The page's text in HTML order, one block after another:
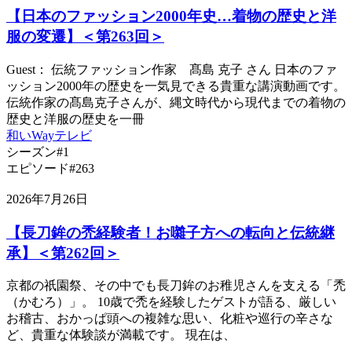
【日本のファッション2000年史…着物の歴史と洋
服の変遷】＜第263回＞
Guest： 伝統ファッション作家 髙島 克子 さん 日本のファ
ッション2000年の歴史を一気見できる貴重な講演動画です。
伝統作家の髙島克子さんが、縄文時代から現代までの着物の
歴史と洋服の歴史を一冊
和いWayテレビ
シーズン#1
エピソード#263
2026年7月26日
【長刀鉾の禿経験者！お囃子方への転向と伝統継
承】＜第262回＞
京都の祇園祭、その中でも長刀鉾のお稚児さんを支える「禿
（かむろ）」。 10歳で禿を経験したゲストが語る、厳しい
お稽古、おかっぱ頭への複雑な思い、化粧や巡行の辛さな
ど、貴重な体験談が満載です。 現在は、